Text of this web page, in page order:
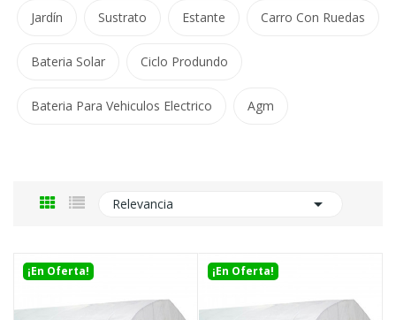
Jardín Sustrato Estante Carro Con Ruedas
Bateria Solar Ciclo Produndo
Bateria Para Vehiculos Electrico Agm
Relevancia 
¡En Oferta! ¡En Oferta!